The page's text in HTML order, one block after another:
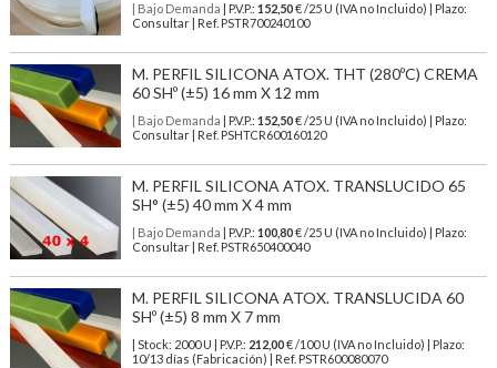
| Bajo Demanda | P.V.P.: 152,50€ /25 U (IVA no Incluido) | Plazo:
Consultar | Ref. PSTR700240100
M. PERFIL SILICONA ATOX. THT (280ºC) CREMA
60 SHº (±5) 16 mm X 12 mm
| Bajo Demanda | P.V.P.: 152,50€ /25 U (IVA no Incluido) | Plazo:
Consultar | Ref. PSHTCR600160120
M. PERFIL SILICONA ATOX. TRANSLUCIDO 65
SH° (±5) 40 mm X 4 mm
| Bajo Demanda | P.V.P.: 100,80€ /25 U (IVA no Incluido) | Plazo:
Consultar | Ref. PSTR650400040
M. PERFIL SILICONA ATOX. TRANSLUCIDA 60
SHº (±5) 8 mm X 7 mm
| Stock: 2000 U | P.V.P.: 212,00€/100 U (IVA no Incluido)
| Plazo:
10/13 días (Fabricación) | Ref. PSTR600080070